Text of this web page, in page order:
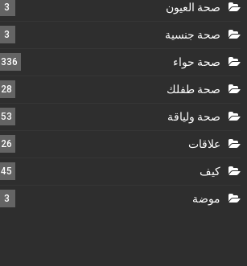
صحة العيون 3
صحة جنسية 3
صحة حواء 336
صحة طفلك 28
صحة ولياقة 53
علاقات 26
كيف 45
موضة 3